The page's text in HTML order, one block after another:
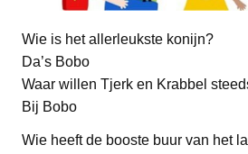
Wie is het allerleukste konijn?
Da’s Bobo
Waar willen Tjerk en Krabbel
Bij Bobo
Wie heeft de booste buur van het